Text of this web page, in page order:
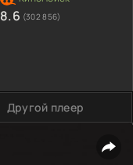
8.6 (302 856)
Другой плеер